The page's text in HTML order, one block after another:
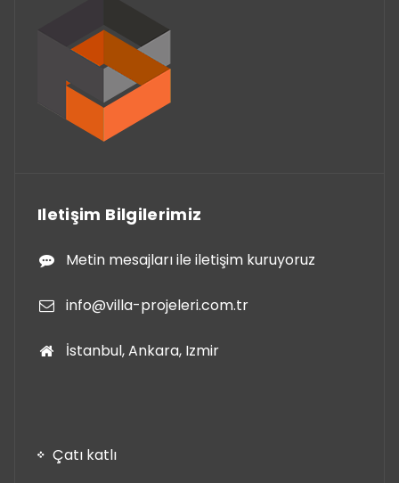
Iletişim Bilgilerimiz
Metin mesajları ile iletişim kuruyoruz
info@villa-projeleri.com.tr
İstanbul, Ankara, Izmir
Çatı katlı